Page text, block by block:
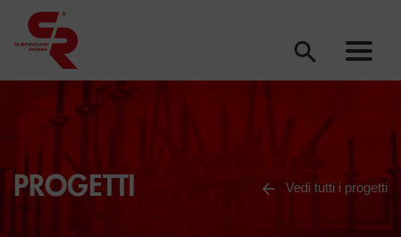
PROGETTI Vedi tutti i progetti